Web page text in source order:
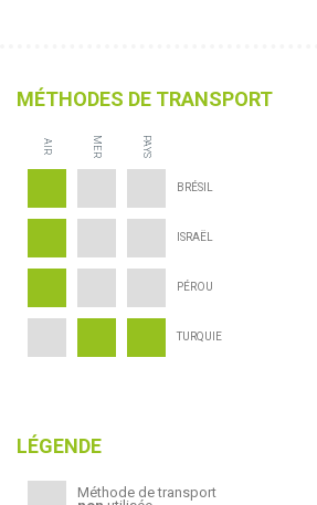
MÉTHODES DE TRANSPORT
AIR MER PAYS
BRÉSIL
ISRAËL
PÉROU
TURQUIE
LÉGENDE
Méthode de transport